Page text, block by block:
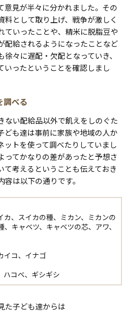
見が半々に分かれました。その
として取り上げ、戦争が激しく
ていったことや、精米に脱脂豆や
配給されるようになったことなど
々に遅配・欠配となっていき、
いったということを確認しまし
調べる
ない配給品以外で飢えをしのぐた
ども達は事前に家族や地域の人か
ットを使って調べたりしていまし
ってかなりの差があったと予想さ
て考えるということも伝えておき
は以下の通りです。
カ、スイカの種、ミカン、ミカンの
キャベツ、キャベツの芯、アワ、
イコ、イナゴ
ハコベ、ギシギシ
た子ども達からは